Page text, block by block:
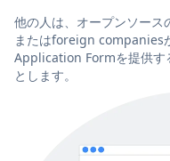
他の人は、オープンソー
またはforeign companies
Application Formを提供
とします。